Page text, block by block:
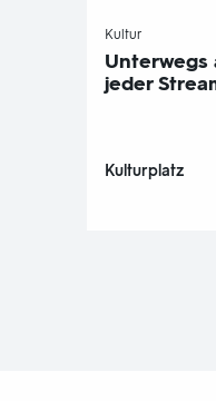
Kultur
Unterwegs
jeder
Kulturplatz